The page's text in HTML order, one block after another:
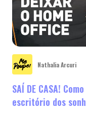
Nathalia Arcuri
SAÍ DE CASA!
escritório dos